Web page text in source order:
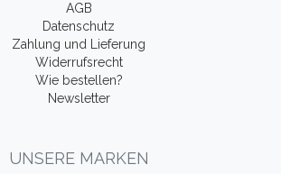
AGB
Datenschutz
Zahlung und Lieferung
Widerrufsrecht
Wie bestellen?
Newsletter
UNSERE MARKEN